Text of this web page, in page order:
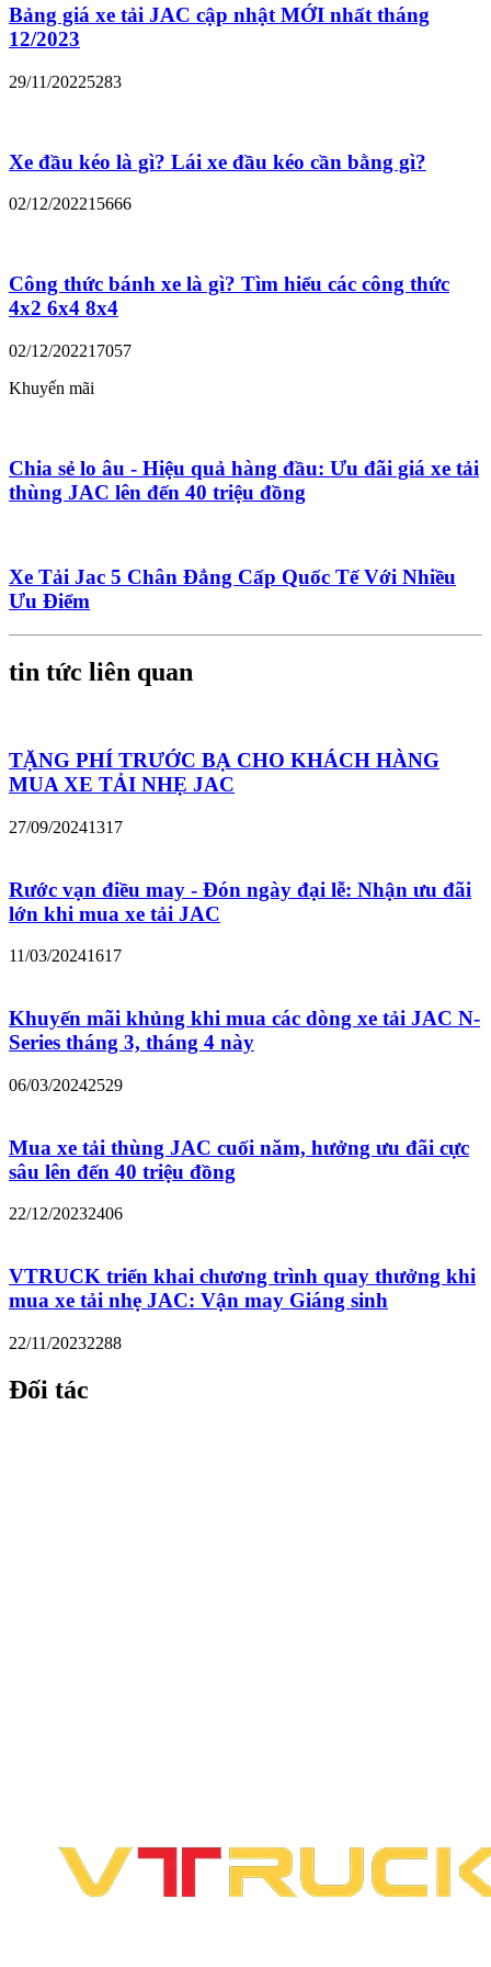
Bảng giá xe tải JAC cập nhật MỚI nhất tháng
12/2023
29/11/20225283
Xe đầu kéo là gì? Lái xe đầu kéo cần bằng gì?
02/12/202215666
Công thức bánh xe là gì? Tìm hiểu các công thức
4x2 6x4 8x4
02/12/202217057
Khuyến mãi
Chia sẻ lo âu - Hiệu quả hàng đầu: Ưu đãi giá xe tải
thùng JAC lên đến 40 triệu đồng
Xe Tải Jac 5 Chân Đẳng Cấp Quốc Tế Với Nhiều
Ưu Điểm
tin tức liên quan
TẶNG PHÍ TRƯỚC BẠ CHO KHÁCH HÀNG
MUA XE TẢI NHẸ JAC
27/09/20241317
Rước vạn điều may - Đón ngày đại lễ: Nhận ưu đãi
lớn khi mua xe tải JAC
11/03/20241617
Khuyến mãi khủng khi mua các dòng xe tải JAC N-
Series tháng 3, tháng 4 này
06/03/20242529
Mua xe tải thùng JAC cuối năm, hưởng ưu đãi cực
sâu lên đến 40 triệu đồng
22/12/20232406
VTRUCK triển khai chương trình quay thưởng khi
mua xe tải nhẹ JAC: Vận may Giáng sinh
22/11/20232288
Đối tác